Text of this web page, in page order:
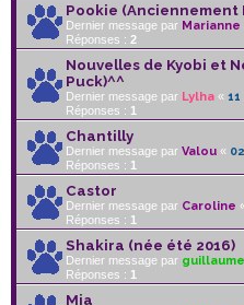
Pookie (Anciennement
Dernier message par Marianne
Réponses : 2
Nouvelles de Kyobi et
Puck)^^
Dernier message par Lylha «
Réponses : 1
Chantilly
Dernier message par Valou «
Réponses : 1
Castor
Dernier message par Caroline
Réponses : 1
Shakira (née été 2016)
Dernier message par
Réponses : 1
Mia